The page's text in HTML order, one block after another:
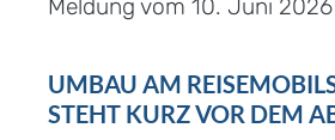
Meldung vom 10. Juni 2026
UMBAU AM
STEHT KURZ VOR DEM